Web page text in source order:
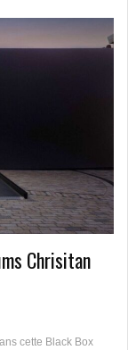
Chrisitan
cette Black Box